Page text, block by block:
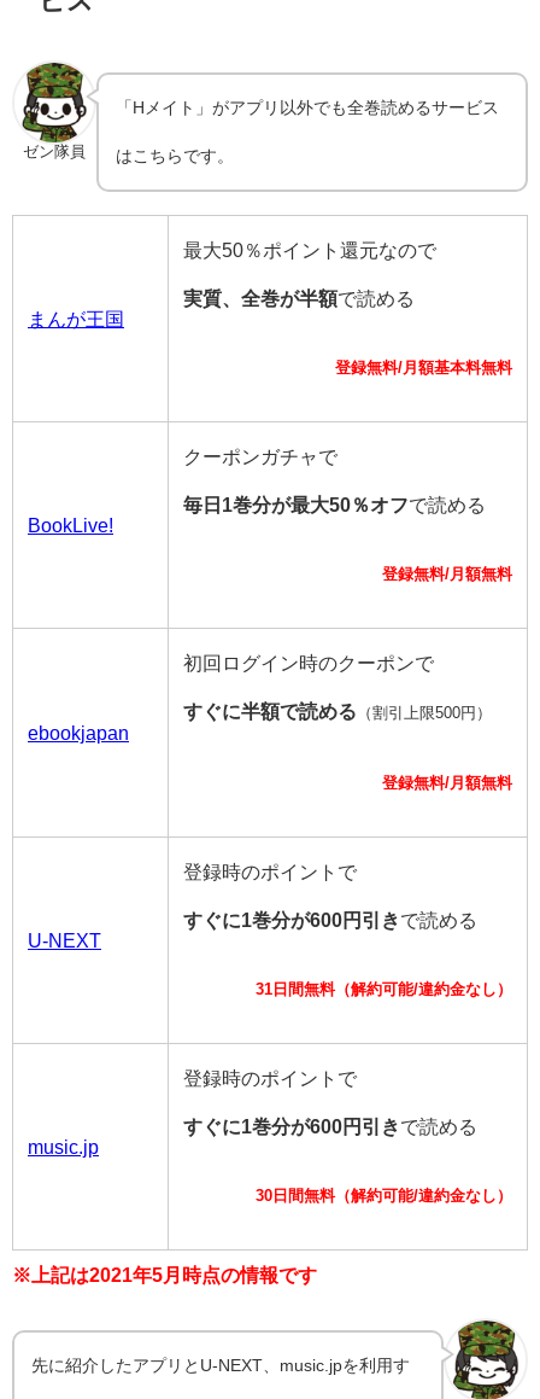
ゼン隊員
「Hメイト」がアプリ以外でも全巻読めるサービス
はこちらです。
まんが王国
最大50％ポイント還元なので
実質、全巻が半額で読める
登録無料/月額基本料無料
BookLive!
クーポンガチャで
毎日1巻分が最大50％オフで読める
登録無料/月額無料
ebookjapan
初回ログイン時のクーポンで
すぐに半額で読める （割引上限500円）
登録無料/月額無料
U-NEXT
登録時のポイントで
すぐに1巻分が600円引きで読める
31日間無料（解約可能/違約金なし）
music.jp
登録時のポイントで
すぐに1巻分が600円引きで読める
30日間無料（解約可能/違約金なし）
※上記は2021年5月時点の情報です
先に紹介したアプリとU-NEXT、music.jpを利用す